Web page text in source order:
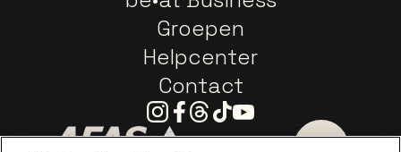
Groepen
Helpcenter
Contact
Instagram
Facebook
Threads
TiktokYoutube